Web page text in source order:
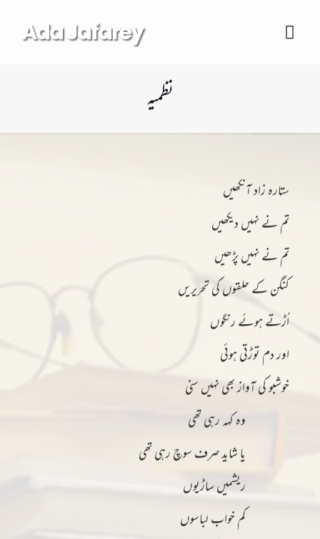
Ada Jafarey
نظمیہ
ستارہ زاد آنکھیں
تم نے نہیں دیکھیں
تم نے نہیں پڑھیں
کنگن کے حلقوں کی تحریریں
اُڑتے ہوئے رنگوں
اور دم توڑتی ہوئی
خوشبو کی آواز بھی نہیں سنی
وہ کہہ رہی تھی
یا شاید صرف سوچ رہی تھی
ریشمیں ساڑیوں
کم خواب لباسوں